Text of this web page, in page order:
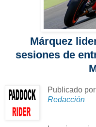
Márquez
sesiones de
Publicado por
Redacción